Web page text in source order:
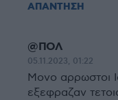
ΑΠΑΝΤΗΣΗ
@ΠΟΛ
05.11.2023, 01:22
Μονο αρρωστοι
εξεφραζαν